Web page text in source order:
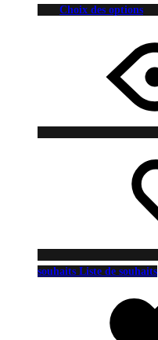
Choix des options
souhaits Liste de souhaits